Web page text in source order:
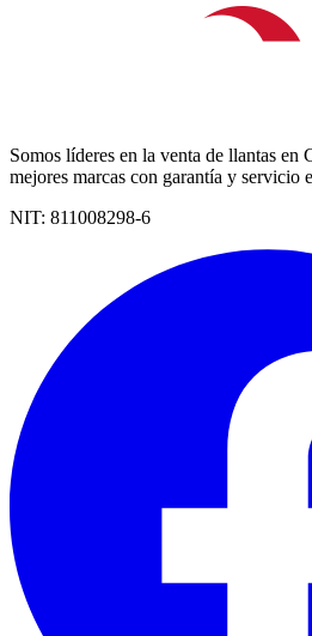
Somos líderes en la venta de llantas en
mejores marcas con garantía y servicio
NIT: 811008298-6